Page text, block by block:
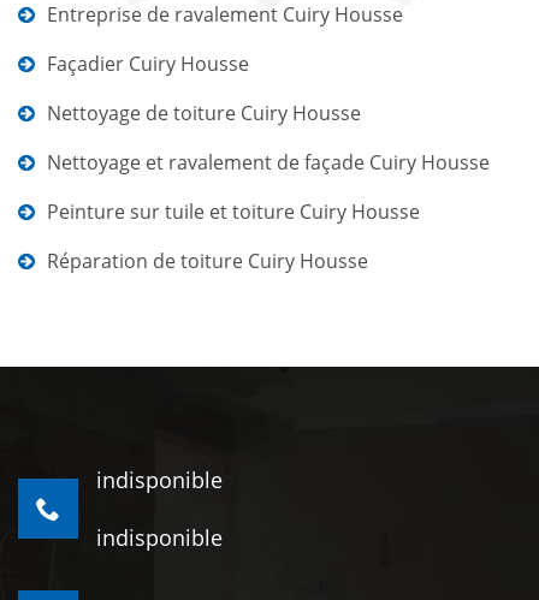
Entreprise de ravalement Cuiry Housse
Façadier Cuiry Housse
Nettoyage de toiture Cuiry Housse
Nettoyage et ravalement de façade Cuiry Housse
Peinture sur tuile et toiture Cuiry Housse
Réparation de toiture Cuiry Housse
indisponible
indisponible